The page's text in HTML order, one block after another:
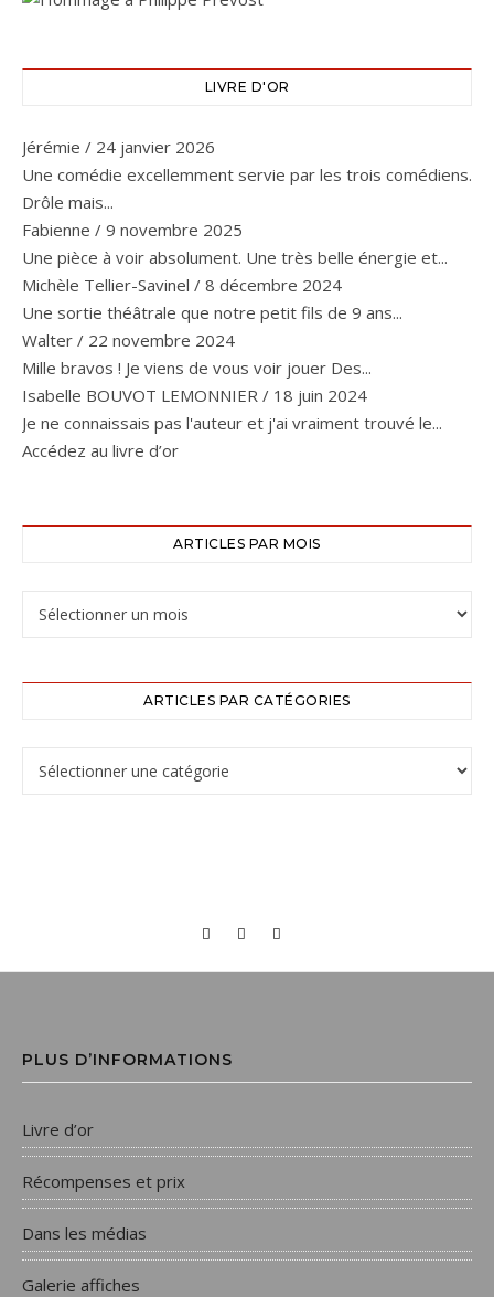
LIVRE D'OR
Jérémie / 24 janvier 2026
Une comédie excellemment servie par les trois comédiens.
Drôle mais...
Fabienne / 9 novembre 2025
Une pièce à voir absolument. Une très belle énergie et...
Michèle Tellier-Savinel / 8 décembre 2024
Une sortie théâtrale que notre petit fils de 9 ans...
Walter / 22 novembre 2024
Mille bravos ! Je viens de vous voir jouer Des...
Isabelle BOUVOT LEMONNIER / 18 juin 2024
Je ne connaissais pas l'auteur et j'ai vraiment trouvé le...
Accédez au livre d’or
ARTICLES PAR MOIS
ARTICLES PAR CATÉGORIES
PLUS D’INFORMATIONS
Livre d’or
Récompenses et prix
Dans les médias
Galerie affiches